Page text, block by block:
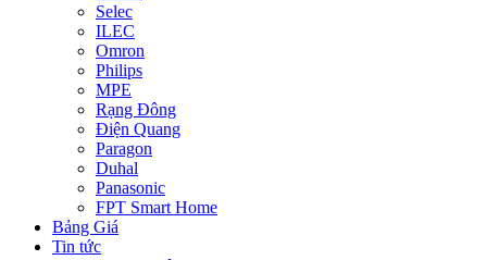
Selec
ILEC
Omron
Philips
MPE
Rạng Đông
Điện Quang
Paragon
Duhal
Panasonic
FPT Smart Home
Bảng Giá
Tin tức